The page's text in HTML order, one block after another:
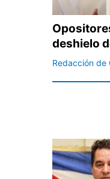
deshielo
Redacción de